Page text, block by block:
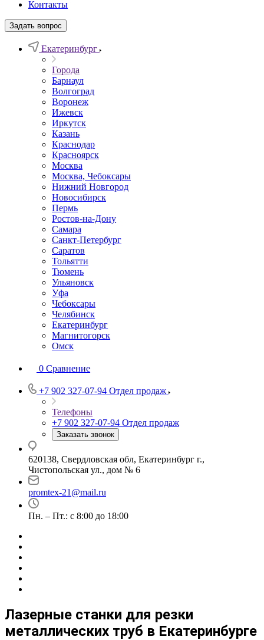
Контакты
Задать вопрос
Екатеринбург
Города
Барнаул
Волгоград
Воронеж
Ижевск
Иркутск
Казань
Краснодар
Красноярск
Москва
Москва, Чебоксары
Нижний Новгород
Новосибирск
Пермь
Ростов-на-Дону
Самара
Санкт-Петербург
Саратов
Тольятти
Тюмень
Ульяновск
Уфа
Чебоксары
Челябинск
Екатеринбург
Магнитогорск
Омск
0 Сравнение
+7 902 327-07-94 Отдел продаж
Телефоны
+7 902 327-07-94 Отдел продаж
Заказать звонок
620138, Свердловская обл, Екатеринбург г.,
Чистопольская ул., дом № 6
promtex-21@mail.ru
Пн. – Пт.: с 8:00 до 18:00
Лазерные станки для резки
металлических труб в Екатеринбурге